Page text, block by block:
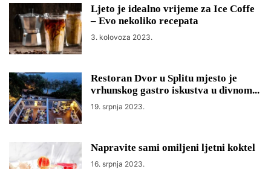
Ljeto je idealno vrijeme za Ice Coffe
– Evo nekoliko recepata
3. kolovoza 2023.
Restoran Dvor u Splitu mjesto je
vrhunskog gastro iskustva u divnom...
19. srpnja 2023.
Napravite sami omiljeni ljetni koktel
16. srpnja 2023.